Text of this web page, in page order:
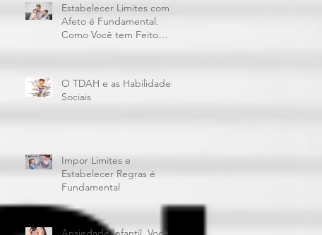
Estabelecer Limites com
Afeto é Fundamental.
Como Você tem Feito
O TDAH e as Habilidades
Sociais
Impor Limites e
Estabelecer Regras é
Fundamental